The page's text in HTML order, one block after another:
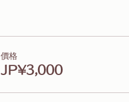
價格
JP¥3,000